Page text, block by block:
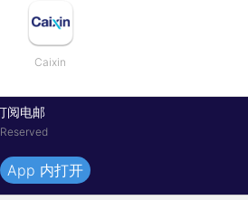
Caixin
阅电邮
App 内打开